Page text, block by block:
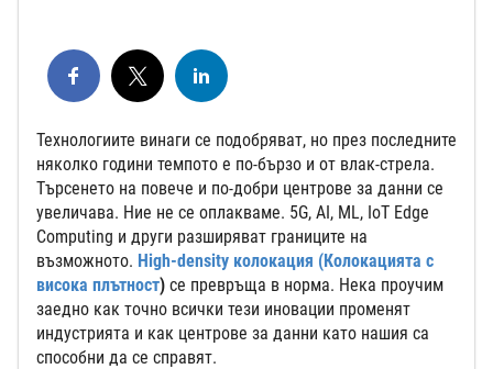
Технологиите винаги се подобряват, но през последните
няколко години темпото е по-бързо и от влак-стрела.
Търсенето на повече и по-добри центрове за данни се
увеличава. Ние не се оплакваме. 5G, AI, ML, IoT Edge
Computing и други разширяват границите на
възможното. High-density колокация (Колокацията с
висока плътност) се превръща в норма. Нека проучим
заедно как точно всички тези иновации променят
индустрията и как центрове за данни като нашия са
способни да се справят.